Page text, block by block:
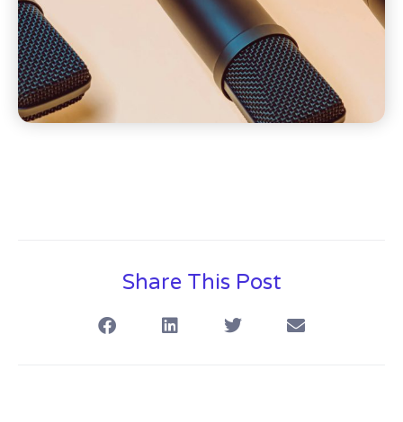
Share This Post